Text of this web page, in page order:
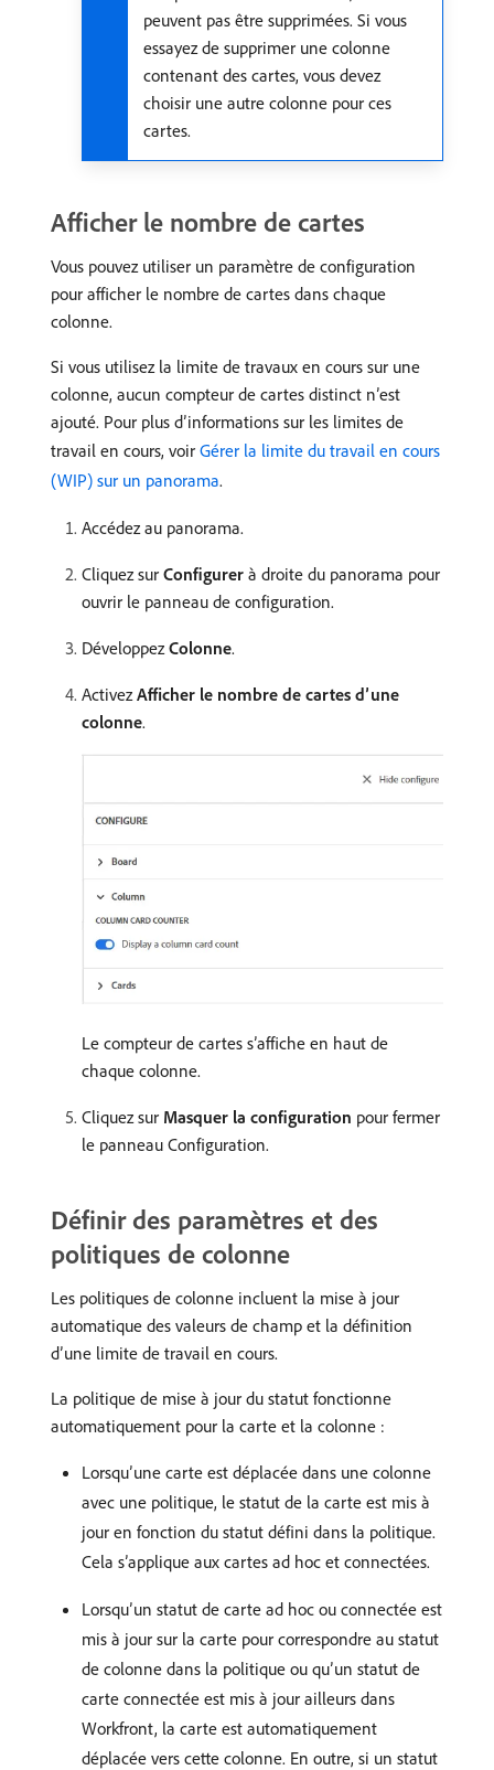
peuvent pas être supprimées. Si vous
essayez de supprimer une colonne
contenant des cartes, vous devez
choisir une autre colonne pour ces
cartes.
Afficher le nombre de cartes
Vous pouvez utiliser un paramètre de configuration
pour afficher le nombre de cartes dans chaque
colonne.
Si vous utilisez la limite de travaux en cours sur une
colonne, aucun compteur de cartes distinct n’est
ajouté. Pour plus d’informations sur les limites de
travail en cours, voir Gérer la limite du travail en cours
(WIP) sur un panorama.
Accédez au panorama.
Cliquez sur Configurer à droite du panorama pour
ouvrir le panneau de configuration.
DéveloppezColonne.
ActivezAfficher le nombre de cartes d’une
colonne.
Le compteur de cartes s’affiche en haut de
chaque colonne.
Cliquez sur Masquer la configuration pour fermer
le panneau Configuration.
Définir des paramètres et des
politiques de colonne
Les politiques de colonne incluent la mise à jour
automatique des valeurs de champ et la définition
d’une limite de travail en cours.
La politique de mise à jour du statut fonctionne
automatiquement pour la carte et la colonne :
Lorsqu’une carte est déplacée dans une colonne
avec une politique, le statut de la carte est mis à
jour en fonction du statut défini dans la politique.
Cela s’applique aux cartes ad hoc et connectées.
Lorsqu’un statut de carte ad hoc ou connectée est
mis à jour sur la carte pour correspondre au statut
de colonne dans la politique ou qu’un statut de
carte connectée est mis à jour ailleurs dans
Workfront, la carte est automatiquement
déplacée vers cette colonne. En outre, si un statut